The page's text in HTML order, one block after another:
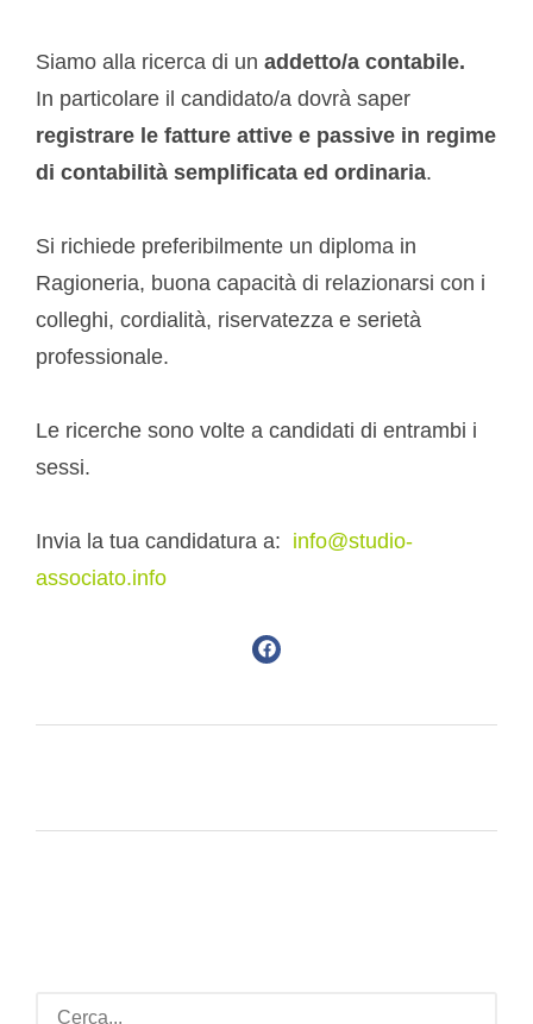
Siamo alla ricerca di un addetto/a contabile.
In particolare il candidato/a dovrà saper
registrare le fatture attive e passive in regime
di contabilità semplificata ed ordinaria.
Si richiede preferibilmente un diploma in
Ragioneria, buona capacità di relazionarsi con i
colleghi, cordialità, riservatezza e serietà
professionale.
Le ricerche sono volte a candidati di entrambi i
sessi.
Invia la tua candidatura a: info@studio-
associato.info